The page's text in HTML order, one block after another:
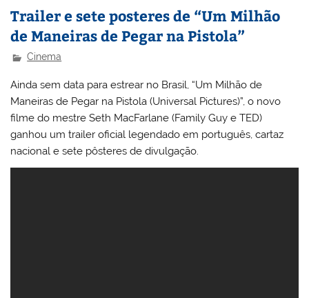
Trailer e sete posteres de “Um Milhão
de Maneiras de Pegar na Pistola”
Cinema
Ainda sem data para estrear no Brasil, “Um Milhão de
Maneiras de Pegar na Pistola (Universal Pictures)”, o novo
filme do mestre Seth MacFarlane (Family Guy e TED)
ganhou um trailer oficial legendado em português, cartaz
nacional e sete pôsteres de divulgação.